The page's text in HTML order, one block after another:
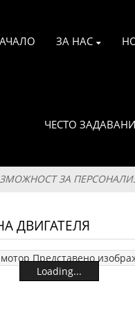
ЗА НАС
ЧЕСТО
ЗА
ДВИГАТЕЛЯ
Loading...